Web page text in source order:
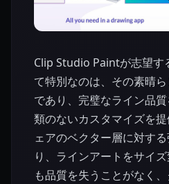
Clip Studio Paintが志望す
て特別なのは、その素晴
であり、完璧なライン品
類のないカスタマイズを
ェアのベクター層に対す
り、ラインアートをサイ
も品質を失うことがなく